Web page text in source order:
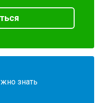
знать